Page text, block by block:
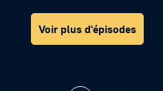
Voir plus d'épisodes